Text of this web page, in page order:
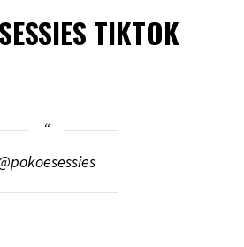
TIKTOK